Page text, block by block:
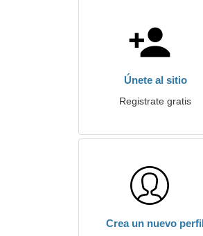
Únete al sitio
Registrate gratis
Crea un nuevo perfil